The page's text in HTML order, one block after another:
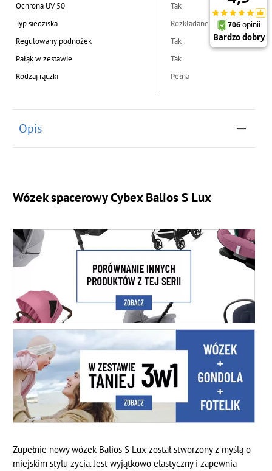
Ochrona UV 50
Tak
Typ siedziska
Rozkładane
Regulowany podnóżek
Tak
Pałąk w zestawie
Tak
Rodzaj rączki
Pełna
Opis
Wózek spacerowy Cybex Balios S Lux
Zupełnie nowy wózek Balios S Lux został stworzony z myślą o
miejskim stylu życia. Jest wyjątkowo elastyczny i zapewnia